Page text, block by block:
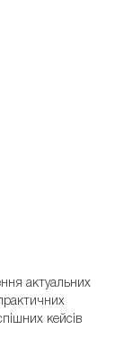
актуальних
кейсів